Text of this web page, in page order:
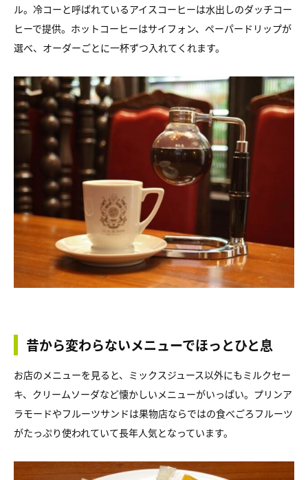
ル。冷コーと呼ばれているアイスコーヒーは水出しのダッチコー
ヒーで提供。ホットコーヒーはサイフォン、ペーパードリップが
選べ、オーダーごとに一杯ずつ入れてくれます。
昔から変わらないメニューでほっとひと息
お店のメニューを見ると、ミックスジュース以外にもミルクセー
キ、クリームソーダなど懐かしいメニューがいっぱい。プリンア
ラモードやフルーツサンドは果物店ならではの食べごろフルーツ
がたっぷり使われていて長年人気となっています。